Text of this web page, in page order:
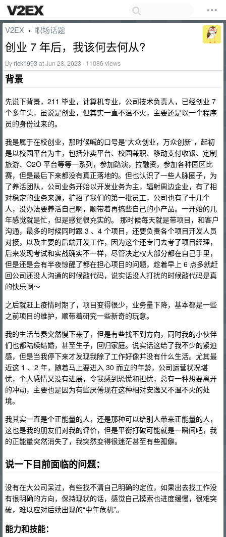
V2EX › 职场话题
创业 7 年后，我该何去何从?
By rick1993at Jun 28, 2023 · 11086 views
背景
先说下背景，211 毕业，计算机专业，公司技术负责人，已经创业 7
个多年头，虽说是创业，但其实一直不温不火，主要还是以一个程序
员的身份过来的。
我是属于在校创业，那时候喊的口号是“大众创业，万众创新”，起初
是以校园平台为主，包括外卖平台、校园兼职、移动支付收银、定制
旅游、O2O 平台等等一系列，参加路演，拉融资，参加各种园区比
赛，但是最后下来都没有真正落地的。但也认识了一些人脉圈子，为
了养活团队，公司业务开始以开发业务为主，辐射周边企业，有了相
对稳定的业务来源，扩招了我们的第一批员工，公司也有了十几个
人，没办法要养活自己啊，顺带着再搞些自己的小产品。一开始的几
年感觉就是忙，但是感觉很充实的。 那时候每天就是带项目，和客户
沟通，最多的时候同时跟 3 、4 个项目，还要负责各个项目开发人员
对接，以及主要的后端开发工作，因为这个还专门去考了项目经理，
后来发现考试和实战确实不一样，尽管决定权大部分都在自己手里，
但是还是会有半夜惊醒了都在担心项目的问题，趁着早上 6 点多就赶
回公司还没人沟通的时候敲代码，说实话没人打扰的时候敲代码是真
的快乐啊～
之后就赶上疫情时期了，项目变得很少，业务量下降，基本都是一些
之前项目的维护，顺带着研究一些新奇的玩意。
我的生活节奏突然慢下来了，但是有些找不到方向，同时我的小伙伴
们也都陆续结婚，甚至生子，回归家庭。说实话这给了我不少的紧迫
感，但是当我停下来才发现我除了工作好像并没有什么生活。尤其最
近这 1 、2 年，随着马上要进入 30 而立的年龄，公司运营状况堪
忧，个人感情又没有进展，令我感到恐慌和担忧，总有一种想要离开
的冲动，主要也是因为有些厌倦现在这种相对安逸又不温不火的处
境。
我其实一直是个正能量的人，还是那种可以给别人带来正能量的人，
这也是我的朋友们对我的评价，但是平衡打破可能就是一瞬间吧，我
的正能量突然消失了，我突然变得很迷茫甚至有些孤僻。
说一下目前面临的问题：
没有在大公司呆过，有些找不清自己明确的定位，如果出去找工作没
有很明确的方向，保持现状的话，感觉自己摸索也进度缓慢，很难突
破，难以应对后续出现的“中年危机”。
能力和技能：